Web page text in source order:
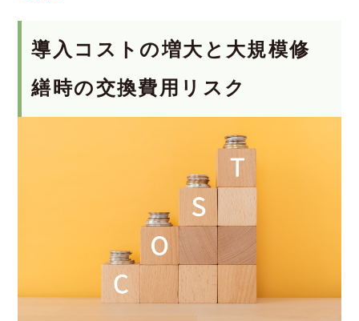
導入コストの増大と大規模修
繕時の交換費用リスク